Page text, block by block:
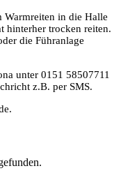
in die Halle
hinterher trocken reiten.
die Führanlage
unter 0151 58507711
z.B. per SMS.